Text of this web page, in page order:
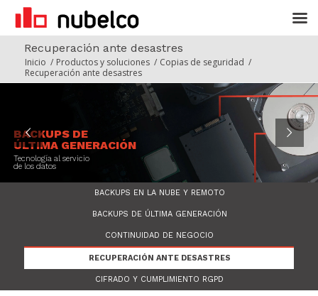
Recuperación ante desastres
Inicio / Productos y soluciones / Copias de seguridad /
Recuperación ante desastres
BACKUPS DE
ÚLTIMA GENERACIÓN
Tecnología al servicio
de los datos
BACKUPS EN LA NUBE Y REMOTO
BACKUPS DE ÚLTIMA GENERACIÓN
CONTINUIDAD DE NEGOCIO
RECUPERACIÓN ANTE DESASTRES
CIFRADO Y CUMPLIMIENTO RGPD